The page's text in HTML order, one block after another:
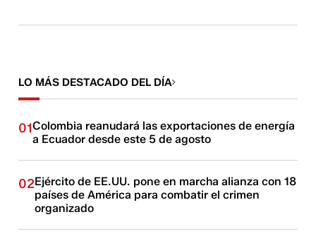
LO MÁS DESTACADO DEL DÍA
01Colombia reanudará las exportaciones de energía
a Ecuador desde este 5 de agosto
02Ejército de EE.UU. pone en marcha alianza con 18
países de América para combatir el crimen
organizado